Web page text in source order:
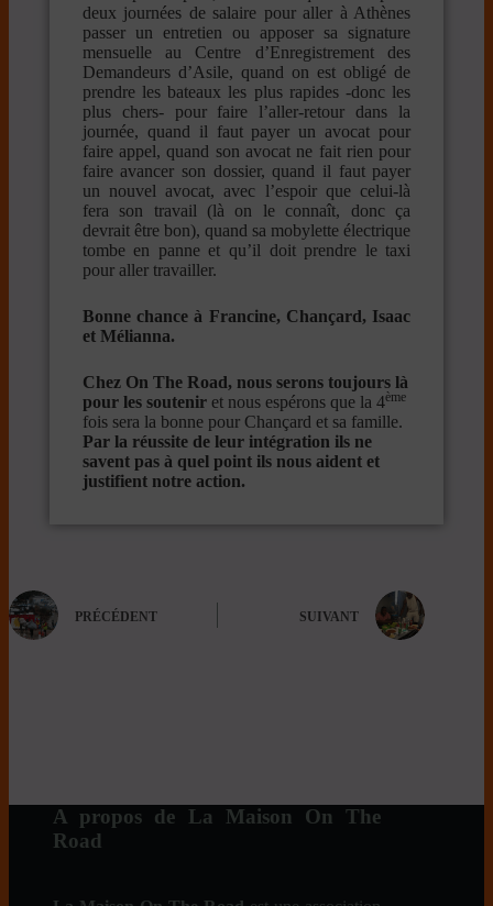
deux journées de salaire pour aller à Athènes
passer un entretien ou apposer sa signature
mensuelle au Centre d’Enregistrement des
Demandeurs d’Asile, quand on est obligé de
prendre les bateaux les plus rapides -donc les
plus chers- pour faire l’aller-retour dans la
journée, quand il faut payer un avocat pour
faire appel, quand son avocat ne fait rien pour
faire avancer son dossier, quand il faut payer
un nouvel avocat, avec l’espoir que celui-là
fera son travail (là on le connaît, donc ça
devrait être bon), quand sa mobylette électrique
tombe en panne et qu’il doit prendre le taxi
pour aller travailler.
Bonne chance à Francine, Chançard, Isaac
et Mélianna.
Chez On The Road, nous serons toujours là
pour les souteniret nous espérons que la 4ème
fois sera la bonne pour Chançard et sa famille.
Par la réussite de leur intégration ils ne
savent pas à quel point ils nous aident et
justifient notre action.
PRÉCÉDENT SUIVANT
A propos de La Maison On The
Road